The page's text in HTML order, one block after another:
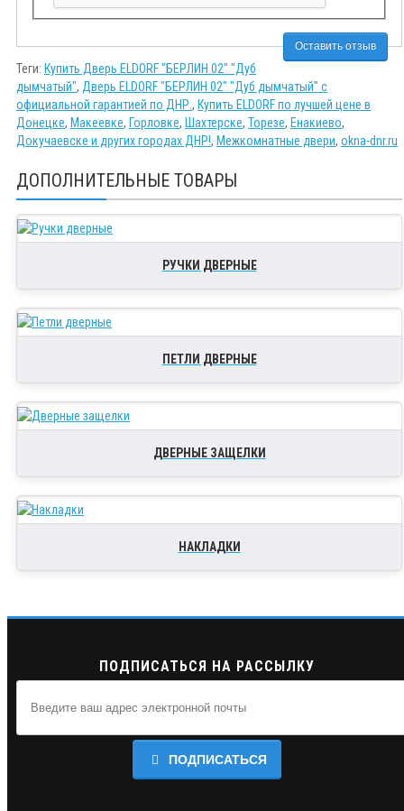
Оставить отзыв
Теги: Купить Дверь ELDORF "БЕРЛИН 02" "Дуб
дымчатый", Дверь ELDORF "БЕРЛИН 02" "Дуб дымчатый" с
официальной гарантией по ДНР. , Купить ELDORF по лучшей цене в
Донецке, Макеевке, Горловке, Шахтерске, Торезе, Енакиево,
Докучаевске и других городах ДНР!, Межкомнатные двери, okna-dnr.ru
ДОПОЛНИТЕЛЬНЫЕ ТОВАРЫ
РУЧКИ ДВЕРНЫЕ
ПЕТЛИ ДВЕРНЫЕ
ДВЕРНЫЕ ЗАЩЕЛКИ
НАКЛАДКИ
ПОДПИСАТЬСЯ НА РАССЫЛКУ
ПОДПИСАТЬСЯ